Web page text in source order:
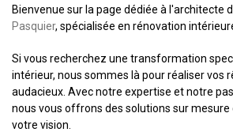
Bienvenue sur la page dédiée à l'architecte
Pasquier, spécialisée en rénovation
Si vous recherchez une transformation
intérieur, nous sommes là pour réaliser vos
audacieux. Avec notre expertise et notre
nous vous offrons des solutions sur mesure
votre vision.